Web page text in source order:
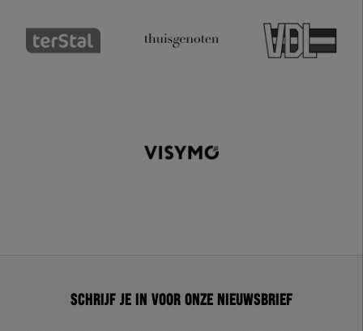
Schrijf je in voor onze nieuwsbrief